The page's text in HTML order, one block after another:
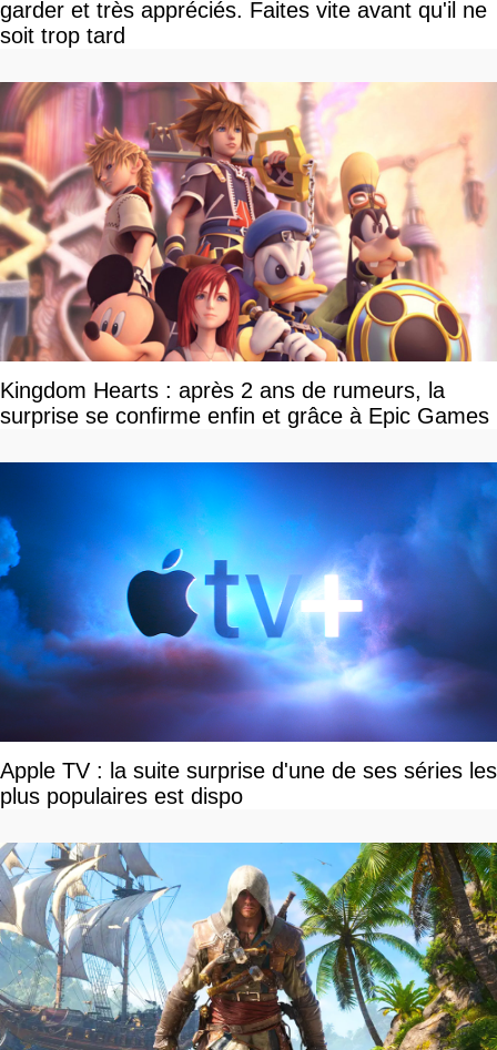
garder et très appréciés. Faites vite avant qu'il ne
soit trop tard
Kingdom Hearts : après 2 ans de rumeurs, la
surprise se confirme enfin et grâce à Epic Games
Apple TV : la suite surprise d'une de ses séries les
plus populaires est dispo